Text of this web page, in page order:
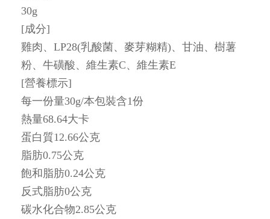
30g
[成分]
雞肉、LP28(乳酸菌、麥芽糊精)、甘油、樹薯
粉、牛磺酸、維生素C、維生素E
[營養標示]
每一份量30g/本包裝含1份
熱量68.64大卡
蛋白質12.66公克
脂肪0.75公克
飽和脂肪0.24公克
反式脂肪0公克
碳水化合物2.85公克